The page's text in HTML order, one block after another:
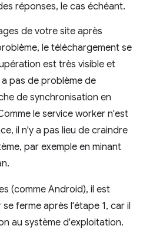
réponses, le cas échéant.
de votre site après
le téléchargement se
est très visible et
pas de problème de
de synchronisation en
le service worker n'est
il n'y a pas lieu de craindre
par exemple en minant
(comme Android), il est
ferme après l'étape 1, car il
au système d'exploitation.